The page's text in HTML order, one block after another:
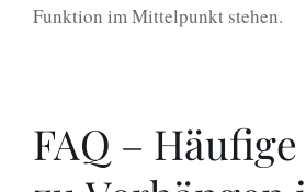
Funktion im Mittelpunkt stehen.
FAQ –